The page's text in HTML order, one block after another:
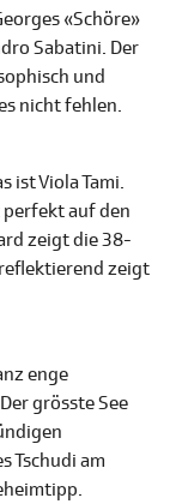
«Schöre»
Sabatini. Der
und
nicht fehlen.
ist Viola Tami.
perfekt auf den
zeigt die 38-
zeigt
enge
grösste See
Tschudi am